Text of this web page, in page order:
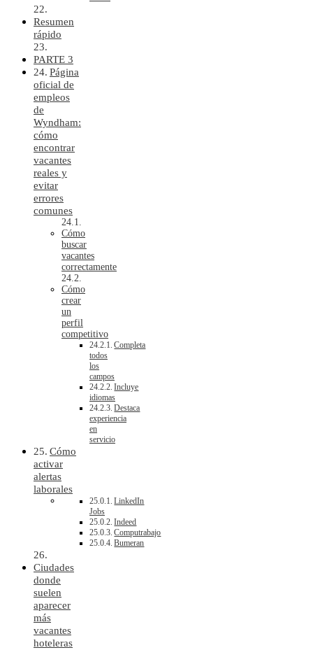
Resumen
rápido
PARTE 3
Página
oficial de
empleos
de
Wyndham:
cómo
encontrar
vacantes
reales y
evitar
errores
comunes
Cómo
buscar
vacantes
correctamente
Cómo
crear
un
perfil
competitivo
Completa
todos
los
campos
Incluye
idiomas
Destaca
experiencia
en
servicio
Cómo
activar
alertas
laborales
LinkedIn
Jobs
Indeed
Computrabajo
Bumeran
Ciudades
donde
suelen
aparecer
más
vacantes
hoteleras